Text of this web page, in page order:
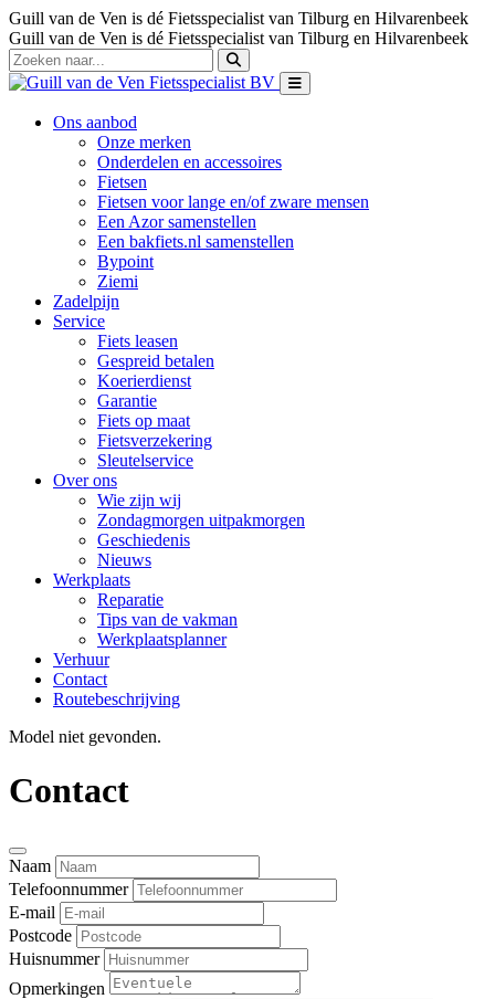
Guill van de Ven is dé Fietsspecialist van Tilburg en Hilvarenbeek
Guill van de Ven is dé Fietsspecialist van Tilburg en Hilvarenbeek
Ons aanbod
Onze merken
Onderdelen en accessoires
Fietsen
Fietsen voor lange en/of zware mensen
Een Azor samenstellen
Een bakfiets.nl samenstellen
Bypoint
Ziemi
Zadelpijn
Service
Fiets leasen
Gespreid betalen
Koerierdienst
Garantie
Fiets op maat
Fietsverzekering
Sleutelservice
Over ons
Wie zijn wij
Zondagmorgen uitpakmorgen
Geschiedenis
Nieuws
Werkplaats
Reparatie
Tips van de vakman
Werkplaatsplanner
Verhuur
Contact
Routebeschrijving
Model niet gevonden.
Contact
Naam
Telefoonnummer
E-mail
Postcode
Huisnummer
Opmerkingen